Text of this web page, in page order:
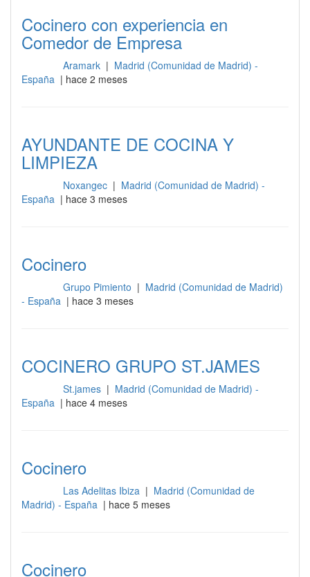
Cocinero con experiencia en
Comedor de Empresa
Aramark | Madrid (Comunidad de Madrid) -
España | hace 2 meses
AYUNDANTE DE COCINA Y
LIMPIEZA
Noxangec | Madrid (Comunidad de Madrid) -
España | hace 3 meses
Cocinero
Grupo Pimiento | Madrid (Comunidad de Madrid)
- España | hace 3 meses
COCINERO GRUPO ST.JAMES
St.james | Madrid (Comunidad de Madrid) -
España | hace 4 meses
Cocinero
Las Adelitas Ibiza | Madrid (Comunidad de
Madrid) - España | hace 5 meses
Cocinero